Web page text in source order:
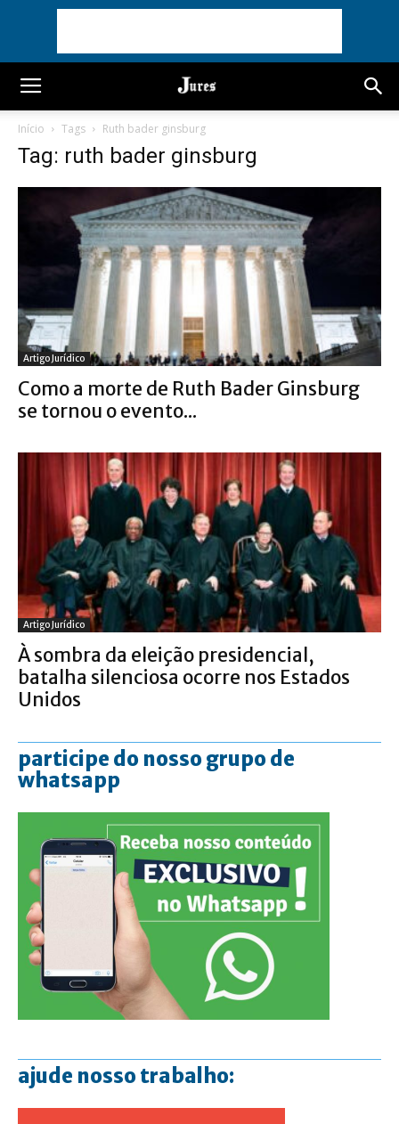
Início Tags Ruth bader ginsburg
Tag: ruth bader ginsburg
Artigo Jurídico
Como a morte de Ruth Bader Ginsburg
se tornou o evento...
Artigo Jurídico
À sombra da eleição presidencial,
batalha silenciosa ocorre nos Estados
Unidos
participe do nosso grupo de
whatsapp
ajude nosso trabalho: